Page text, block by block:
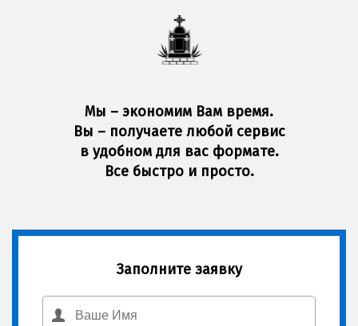
Мы – экономим Вам время.
Вы – получаете любой сервис
в удобном для вас формате.
Все быстро и просто.
Заполните заявку